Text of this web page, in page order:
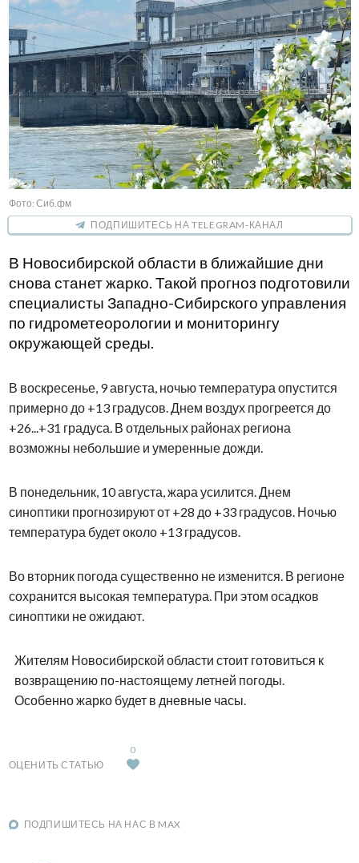
Фото: Сиб.фм
ПОДПИШИТЕСЬ НА TELEGRAM-КАНАЛ
В Новосибирской области в ближайшие дни
снова станет жарко. Такой прогноз подготовили
специалисты Западно-Сибирского управления
по гидрометеорологии и мониторингу
окружающей среды.
В воскресенье, 9 августа, ночью температура опустится
примерно до +13 градусов. Днем воздух прогреется до
+26...+31 градуса. В отдельных районах региона
возможны небольшие и умеренные дожди.
В понедельник, 10 августа, жара усилится. Днем
синоптики прогнозируют от +28 до +33 градусов. Ночью
температура будет около +13 градусов.
Во вторник погода существенно не изменится. В регионе
сохранится высокая температура. При этом осадков
синоптики не ожидают.
Жителям Новосибирской области стоит готовиться к
возвращению по-настоящему летней погоды.
Особенно жарко будет в дневные часы.
ОЦЕНИТЬ СТАТЬЮ
0
ПОДПИШИТЕСЬ НА НАС В MAX